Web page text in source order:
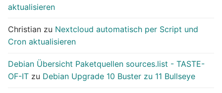
aktualisieren
Christian zu Nextcloud automatisch per Script und
Cron aktualisieren
Debian Übersicht Paketquellen sources.list - TASTE-
OF-IT zu Debian Upgrade 10 Buster zu 11 Bullseye